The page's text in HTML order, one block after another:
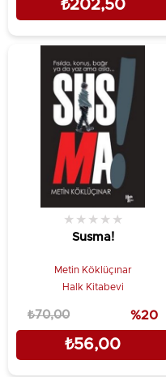
₺202,50
Susma!
★ ★ ★ ★ ★
Metin Köklüçınar
Halk Kitabevi
₺56,00
₺70,00 %20